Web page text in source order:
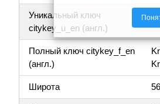
Уникальный ключ
citykey_u_en (англ.)
Полный ключ citykey_f_en
(англ.)
Широта